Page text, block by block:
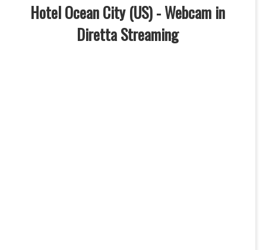
Hotel Ocean City (US) - Webcam in
Diretta Streaming